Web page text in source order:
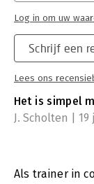
Schrijf een
Lees ons
Log in om uw
Het is simpel
J. Scholten | 19
Als trainer in